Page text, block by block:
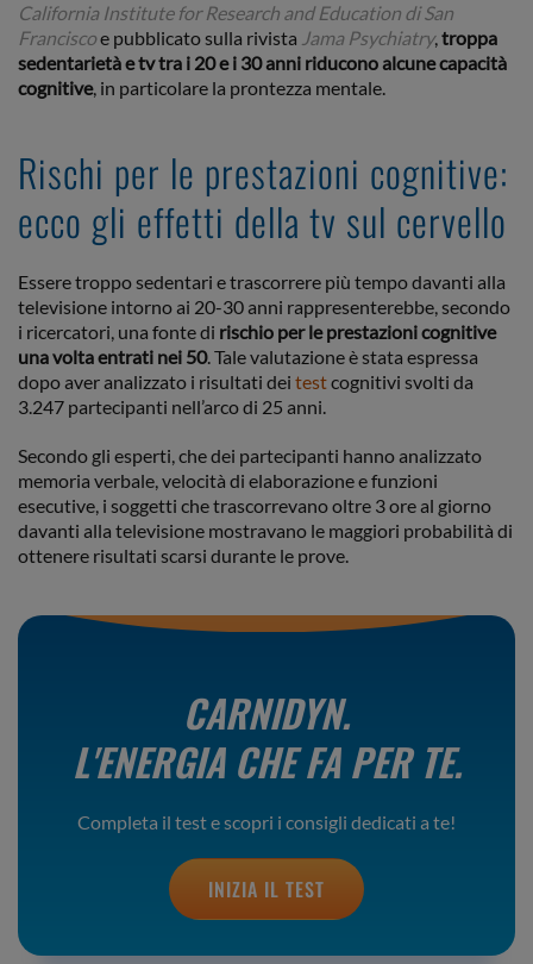
California Institute for Research and Education di San
Franciscoe pubblicato sulla rivista Jama Psychiatry,troppa
sedentarietà e tv tra i 20 e i 30 anni riducono alcune capacità
cognitive, in particolare la prontezza mentale.
Rischi per le prestazioni cognitive:
ecco gli effetti della tv sul cervello
Essere troppo sedentari e trascorrere più tempo davanti alla
televisione intorno ai 20-30 anni rappresenterebbe, secondo
i ricercatori, una fonte di rischio per le prestazioni cognitive
una volta entrati nei 50. Tale valutazione è stata espressa
dopo aver analizzato i risultati dei testcognitivi svolti da
3.247 partecipanti nell’arco di 25 anni.
Secondo gli esperti, che dei partecipanti hanno analizzato
memoria verbale, velocità di elaborazione e funzioni
esecutive, i soggetti che trascorrevano oltre 3 ore al giorno
davanti alla televisione mostravano le maggiori probabilità di
ottenere risultati scarsi durante le prove.
CARNIDYN.
L'ENERGIA CHE FA PER TE.
Completa il test e scopri i consigli dedicati a te!
INIZIA IL TEST